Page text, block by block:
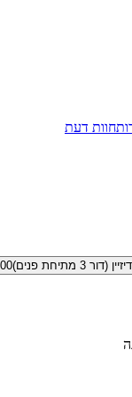
חוות דעת